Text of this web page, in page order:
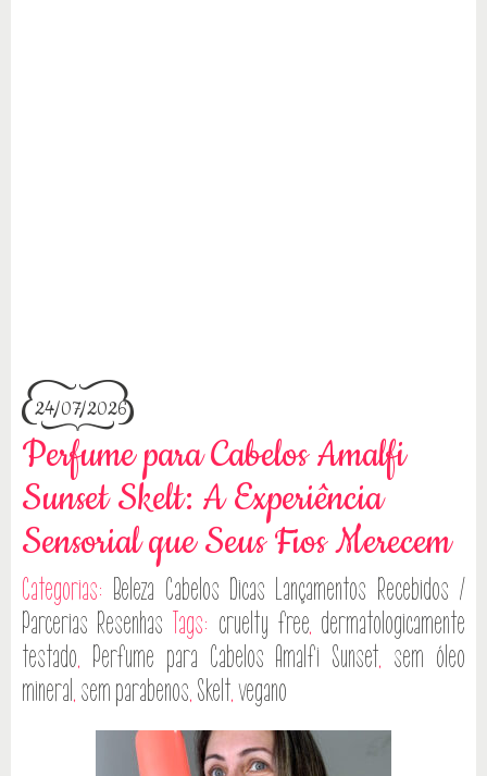
24/07/2026
Perfume para Cabelos Amalfi
Sunset Skelt: A Experiência
Sensorial que Seus Fios Merecem
Categorias: Beleza Cabelos Dicas Lançamentos Recebidos /
Parcerias Resenhas Tags: cruelty free, dermatologicamente
testado, Perfume para Cabelos Amalfi Sunset, sem óleo
mineral, sem parabenos, Skelt,vegano